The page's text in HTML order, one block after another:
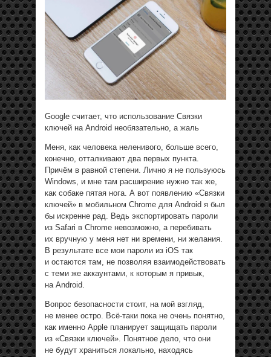
Google считает, что использование Связки
ключей на Android необязательно, а жаль
Меня, как человека неленивого, больше всего,
конечно, отталкивают два первых пункта.
Причём в равной степени. Лично я не пользуюсь
Windows, и мне там расширение нужно так же,
как собаке пятая нога. А вот появлению «Связки
ключей» в мобильном Chrome для Android я был
бы искренне рад. Ведь экспортировать пароли
из Safari в Chrome невозможно, а перебивать
их вручную у меня нет ни времени, ни желания.
В результате все мои пароли из iOS так
и остаются там, не позволяя взаимодействовать
с теми же аккаунтами, к которым я привык,
на Android.
Вопрос безопасности стоит, на мой взгляд,
не менее остро. Всё-таки пока не очень понятно,
как именно Apple планирует защищать пароли
из «Связки ключей». Понятное дело, что они
не будут храниться локально, находясь